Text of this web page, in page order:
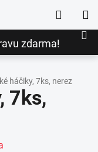
zdarma!
Hľadať
háčiky, 7ks, nerez
7ks,